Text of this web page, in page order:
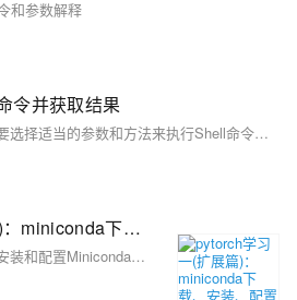
和参数解释
令并获取结果
在实际应用中，可以根据需要选择适当的参数和方法来执行Shell命令，并处理可能出现的各种情况。无论是系统管理、自动化任务还是数据处理，掌握这些技巧都将极大地提高工作效率。
pytorch学习一(扩展篇)：miniconda下载、安装、配置环境变量。miniconda创建多版本python环境。整理常用命令（亲测ok）
这篇文章是关于如何下载、安装和配置Miniconda，以及如何使用Miniconda创建和管理Python环境的详细指南。